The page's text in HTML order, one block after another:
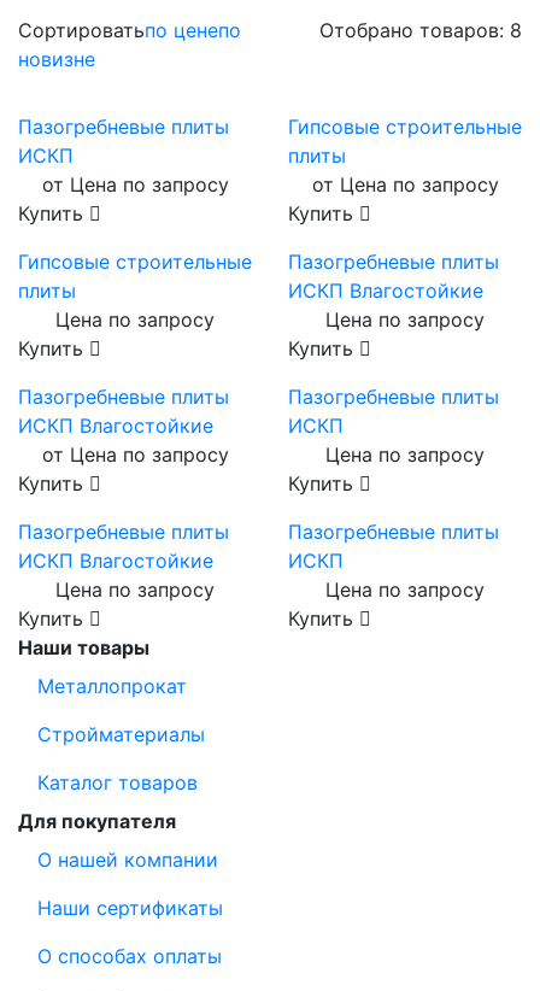
Отобрано товаров: 8
Сортироватьпо ценепо
новизне
Пазогребневые плиты
ИСКП
от Цена по запросу
Купить
Гипсовые строительные
плиты
от Цена по запросу
Купить
Гипсовые строительные
плиты
Цена по запросу
Купить
Пазогребневые плиты
ИСКП Влагостойкие
Цена по запросу
Купить
Пазогребневые плиты
ИСКП Влагостойкие
от Цена по запросу
Купить
Пазогребневые плиты
ИСКП
Цена по запросу
Купить
Пазогребневые плиты
ИСКП Влагостойкие
Цена по запросу
Купить
Пазогребневые плиты
ИСКП
Цена по запросу
Купить
Наши товары
Металлопрокат
Стройматериалы
Каталог товаров
Для покупателя
О нашей компании
Наши сертификаты
О способах оплаты